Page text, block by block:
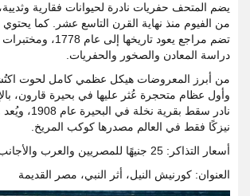
يضم المتحف حفريات نادرة لحيوانات فقارية
من الفيوم منذ نهاية القرن التاسع عشر. كما
تضم مراجع يعود تاريخها
دراسة المعادن والصخور والحفريات.
وأول عظام متحجرة عُثر عليها في بحيرة قارون،
نيزكًا فقط في العالم مصدرها كوكب المريخ.
أسعار التذاكر: 25 جنيهًا للمصريين والعرب والأجانب.
العنوان: كورنيش النيل، أثر النبي، مصر القديمة